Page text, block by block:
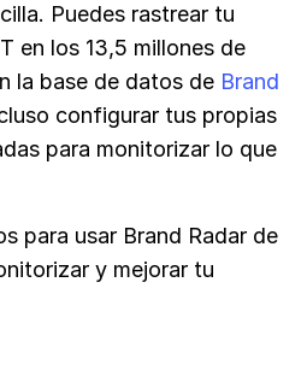
Puedes rastrear tu
en los 13,5 millones de
la base de datos de Brand
configurar tus propias
para monitorizar lo que
para usar Brand Radar de
y mejorar tu